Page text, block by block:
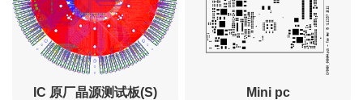
IC 原厂晶源测试板(S) Mini pc